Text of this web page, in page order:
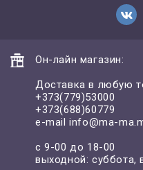
Он-лайн магазин:
Доставка в любую
+373(779)53000
+373(688)60779
e-mailinfo@ma-
с 9-00 до 18-00
выходной: суббота,